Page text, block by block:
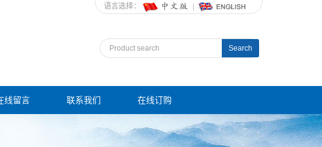
语言选择：
Search
线留言 联系我们 在线订购